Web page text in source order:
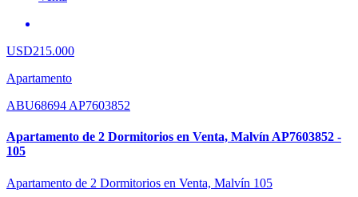
USD215.000
Apartamento
ABU68694 AP7603852
Apartamento de 2 Dormitorios en Venta, Malvín AP7603852 -
105
Apartamento de 2 Dormitorios en Venta, Malvín 105